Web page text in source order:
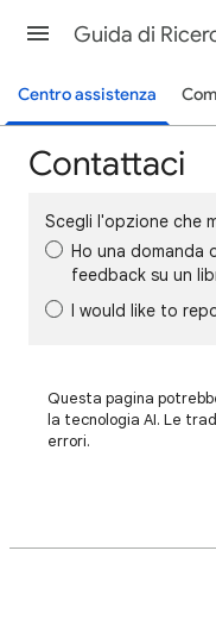
Guida di
Centro assistenza
Contattaci
Scegli l'opzione che
Ho una domanda
feedback su un
I would like to
Questa pagina
la tecnologia AI. Le
errori.